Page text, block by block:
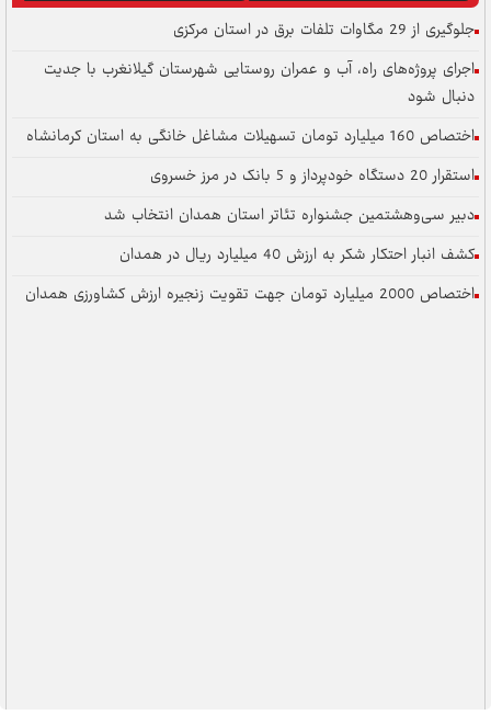
جلوگیری از 29 مگاوات تلفات برق در استان مرکزی
اجرای پروژه‌های راه، آب و عمران روستایی شهرستان گیلانغرب با جدیت
دنبال شود
اختصاص 160 میلیارد تومان تسهیلات مشاغل خانگی به استان کرمانشاه
استقرار 20 دستگاه خودپرداز و 5 بانک در مرز خسروی
دبیر سی‌وهشتمین جشنواره تئاتر استان همدان انتخاب شد
کشف انبار احتکار شکر به ارزش 40 میلیارد ریال در همدان
اختصاص 2000 میلیارد تومان جهت تقویت زنجیره ارزش کشاورزی همدان